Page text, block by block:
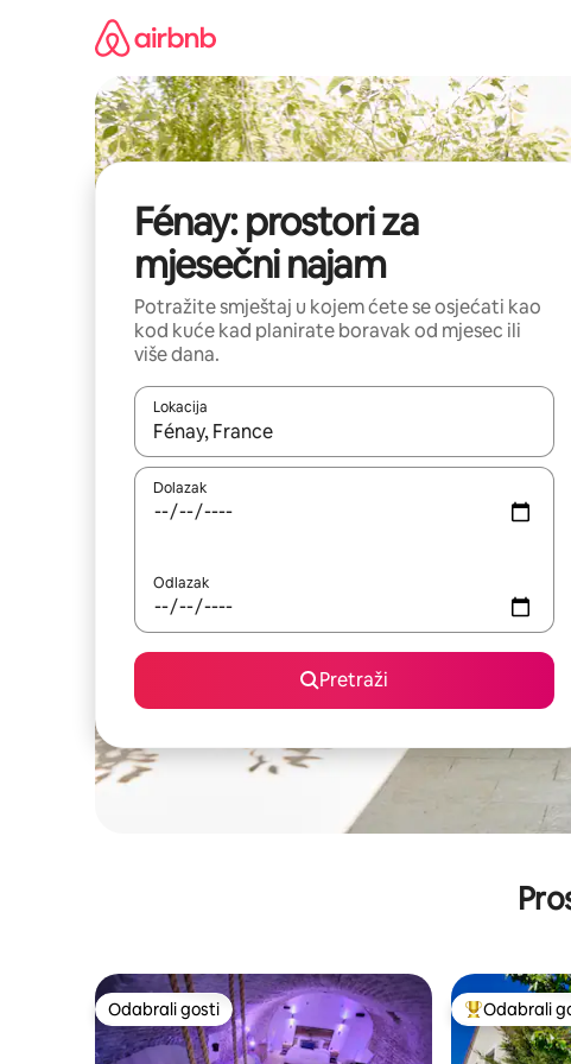
Fénay: prostori za
mjesečni najam
Potražite smještaj u kojem ćete se osjećati kao
kod kuće kad planirate boravak od mjesec ili
više dana.
Lokacija
Kada budu dostupni rezultati, moći ćete ih pregledati
Dolazak
Odlazak
Pretraži
Odabrali gosti
Odabrali gosti Među
Odabrali